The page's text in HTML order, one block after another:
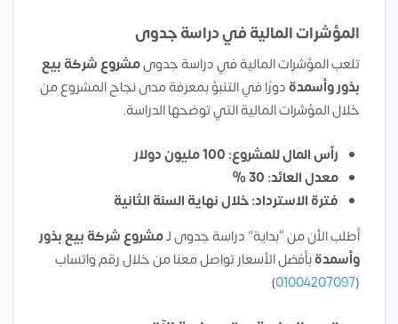
المؤشرات المالية في دراسة جدوى
تلعب المؤشرات المالية في دراسة جدوىمشروع شركة بيع
بذور وأسمدةدورًا في التنبؤ بمعرفة مدى نجاح المشروع من
خلال المؤشرات المالية التي توضحها الدراسة.
رأس المال للمشروع: 100 مليون دولار
معدل العائد: 30 %
فترة الاسترداد: خلال نهاية السنة الثانية
أطلب الأن من “بداية” دراسة جدوى لـمشروع شركة بيع بذور
وأسمدةبأفضل الأسعار تواصل معنا من خلال رقم واتساب
(
01004207097
)